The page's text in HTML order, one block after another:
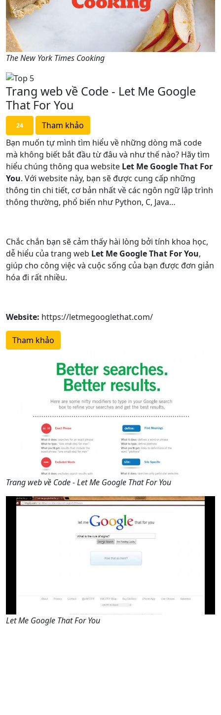
The New York Times Cooking
Trang web về Code - Let Me Google
That For You
24
Tham khảo
Bạn muốn tự mình tìm hiểu về những dòng mã code
mà không biết bắt đầu từ đâu và như thế nào? Hãy tìm
hiểu chúng thông qua website Let Me Google That For
You. Với website này, bạn sẽ được cung cấp những
thông tin chi tiết, cơ bản nhất về các ngôn ngữ lập trình
thông thường, phổ biến như Python, C, Java…
Chắc chắn bạn sẽ cảm thấy hài lòng bởi tính khoa học,
dễ hiểu của trang web Let Me Google That For You,
giúp cho công việc và cuộc sống của bạn được đơn giản
hóa đi rất nhiều.
Website: https://letmegooglethat.com/
Tham khảo
Trang web về Code - Let Me Google That For You
Let Me Google That For You